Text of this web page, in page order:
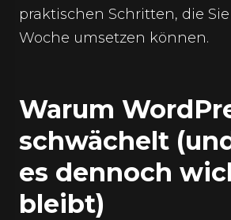
praktischen Schritten, die
Woche umsetzen können.
Warum
schwächelt
es dennoch
bleibt)